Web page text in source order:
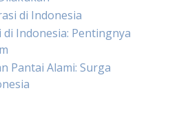
di Indonesia
Indonesia: Pentingnya
Pantai Alami: Surga